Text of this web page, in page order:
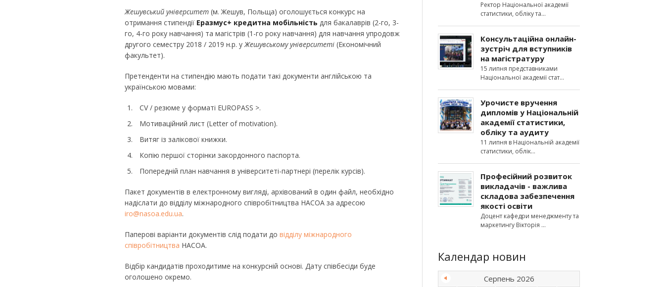
Жешувський університет (м. Жешув, Польща) оголошується конкурс на
отримання стипендії Еразмус+ кредитна мобільність для бакалаврів (2-го, 3-
го, 4-го року навчання) та магістрів (1-го року навчання) для навчання упродовж
другого семестру 2018 / 2019 н.р. у Жешувському університеті (Економічний
факультет).
Претенденти на стипендію мають подати такі документи англійською та
українською мовами:
CV / резюме у форматі EUROPASS >.
Мотиваційний лист (Letter of motivation).
Витяг із залікової книжки.
Копію першої сторінки закордонного паспорта.
Попередній план навчання в університеті-партнері (перелік курсів).
Пакет документів в електронному вигляді, архівований в один файл, необхідно
надіслати до відділу міжнародного співробітництва НАСОА за адресою
iro@nasoa.edu.ua.
Паперові варіанти документів слід подати до відділу міжнародного
співробітництва НАСОА.
Відбір кандидатів проходитиме на конкурсній основі. Дату співбесіди буде
оголошено окремо.
Ректор Національної академії
статистики, обліку та
Консультаційна онлайн-
зустріч для вступників
на магістратуру
15 липня представниками
Національної академії стат
Урочисте вручення
дипломів у Національній
академії статистики,
обліку та аудиту
11 липня в Національній академії
статистики, облік
Професійний розвиток
викладачів - важлива
складова забезпечення
якості освіти
Доцент кафедри менеджменту та
маркетингу Вікторія
Календар новин
Серпень 2026